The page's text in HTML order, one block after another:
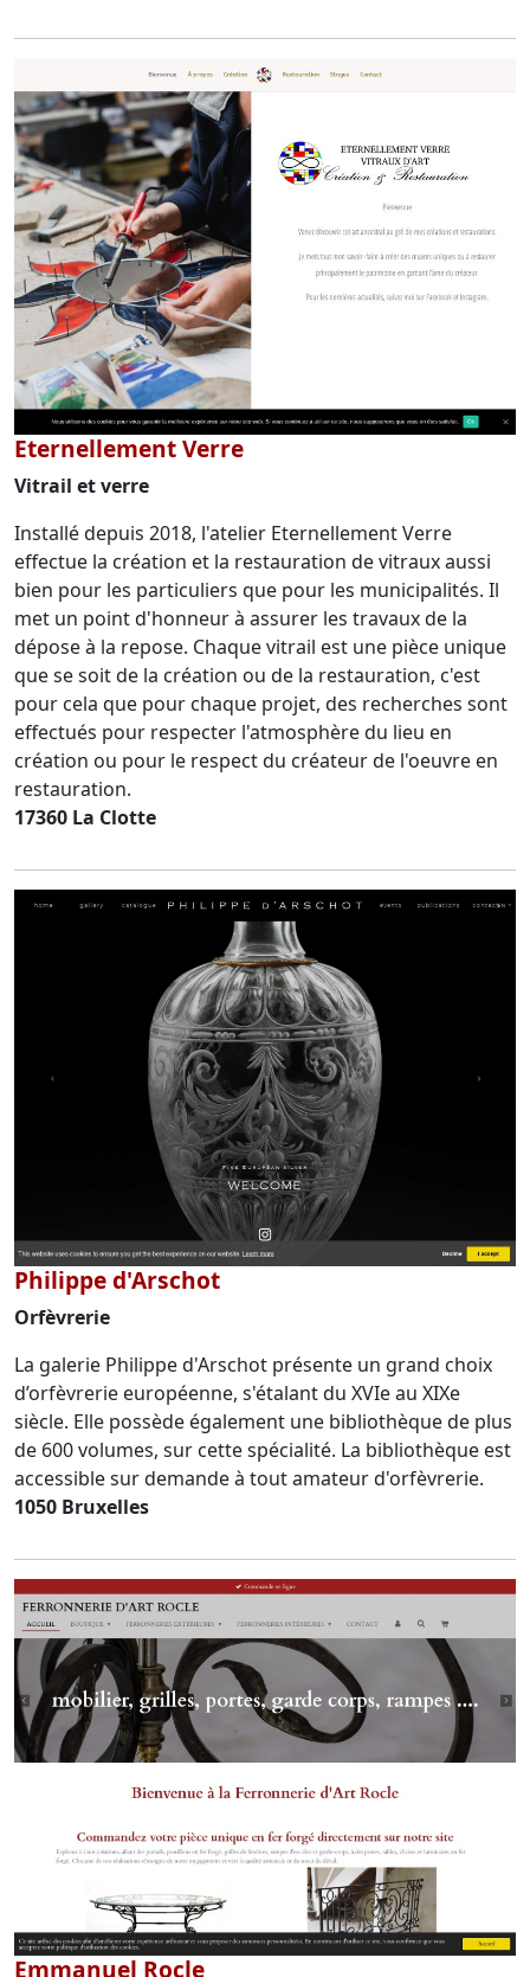
Eternellement Verre
Vitrail et verre
Installé depuis 2018, l'atelier Eternellement Verre
effectue la création et la restauration de vitraux aussi
bien pour les particuliers que pour les municipalités. Il
met un point d'honneur à assurer les travaux de la
dépose à la repose. Chaque vitrail est une pièce unique
que se soit de la création ou de la restauration, c'est
pour cela que pour chaque projet, des recherches sont
effectués pour respecter l'atmosphère du lieu en
création ou pour le respect du créateur de l'oeuvre en
restauration.
17360 La Clotte
Philippe d'Arschot
Orfèvrerie
La galerie Philippe d'Arschot présente un grand choix
d’orfèvrerie européenne, s'étalant du XVIe au XIXe
siècle. Elle possède également une bibliothèque de plus
de 600 volumes, sur cette spécialité. La bibliothèque est
accessible sur demande à tout amateur d'orfèvrerie.
1050 Bruxelles
Emmanuel Rocle